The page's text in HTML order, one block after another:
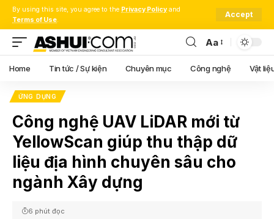
By using this site, you agree to the Privacy Policy and
Terms of Use.
Accept
Font
Resizer
Aa
Home Tin tức / Sự kiện Chuyên mục Công nghệ Vật
ỨNG DỤNG
Công nghệ UAV LiDAR mới từ
YellowScan giúp thu thập dữ
liệu địa hình chuyên sâu cho
ngành Xây dựng
6 phút đọc